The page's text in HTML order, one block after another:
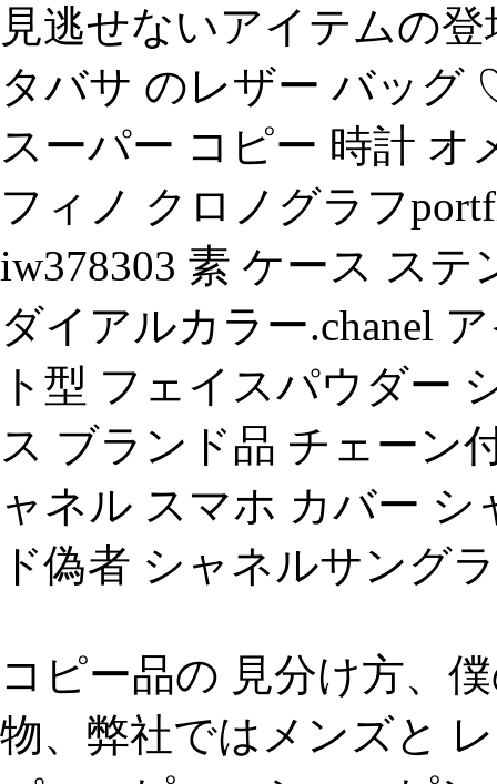
見逃せないアイテムの
タバサ のレザー バッ
スーパー コピー 時計 オ
フィノ クロノグラフ
iw378303 素 ケース ス
ダイアルカラー.chanel
ト型 フェイスパウダー
ス ブランド品 チェーン
ャネル スマホ カバー
ド偽者 シャネルサング
コピー品の 見分け方、
物、弊社ではメンズと